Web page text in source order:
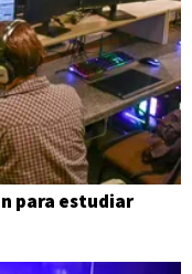
para estudiar